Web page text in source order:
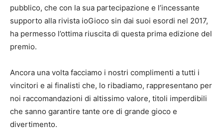
pubblico, che con la sua partecipazione e l’incessante
supporto alla rivista ioGioco sin dai suoi esordi nel 2017,
ha permesso l’ottima riuscita di questa prima edizione del
premio.
Ancora una volta facciamo i nostri complimenti a tutti i
vincitori e ai finalisti che, lo ribadiamo, rappresentano per
noi raccomandazioni di altissimo valore, titoli imperdibili
che sanno garantire tante ore di grande gioco e
divertimento.